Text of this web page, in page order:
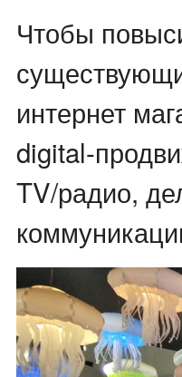
Чтобы
интернет
digital-
TV/радио,